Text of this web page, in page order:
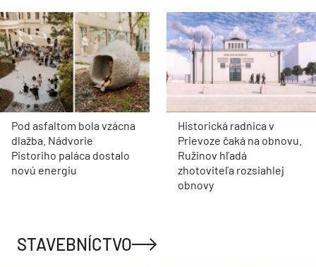
Pod asfaltom bola vzácna
dlažba. Nádvorie
Pistoriho paláca dostalo
novú energiu
Historická radnica v
Prievoze čaká na obnovu.
Ružinov hľadá
zhotoviteľa rozsiahlej
obnovy
STAVEBNÍCTVO